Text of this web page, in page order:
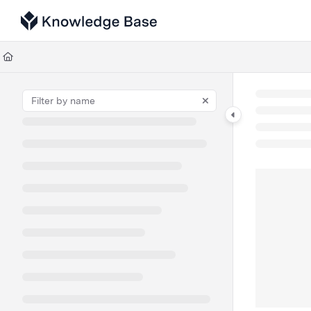
Documentation Index
Fetch the complete documentation index at:
Use this file to discover all available pages before exploring further.